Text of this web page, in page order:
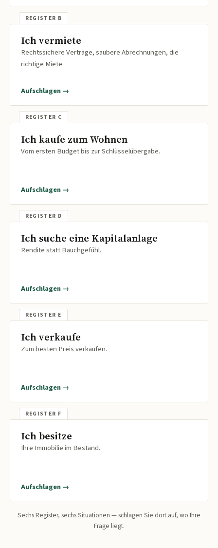
Ich vermiete
Rechtssichere Verträge, saubere Abrechnungen, die
richtige Miete.
Aufschlagen →
Ich kaufe zum Wohnen
Vom ersten Budget bis zur Schlüsselübergabe.
Aufschlagen →
Ich suche eine Kapitalanlage
Rendite statt Bauchgefühl.
Aufschlagen →
Ich verkaufe
Zum besten Preis verkaufen.
Aufschlagen →
Ich besitze
Ihre Immobilie im Bestand.
Aufschlagen →
Sechs Register, sechs Situationen — schlagen Sie dort auf, wo Ihre
Frage liegt.